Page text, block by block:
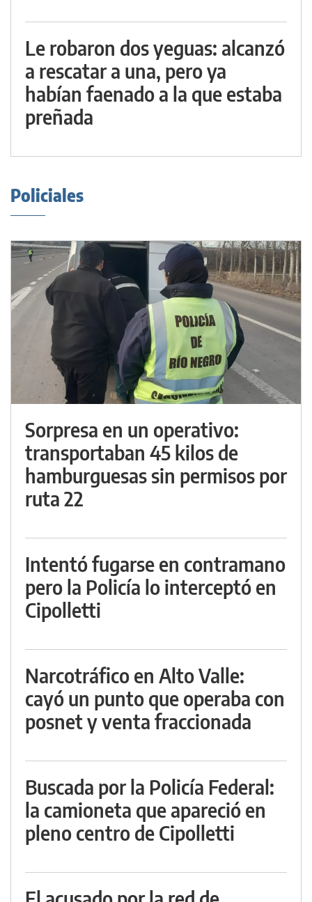
Le robaron dos yeguas: alcanzó
a rescatar a una, pero ya
habían faenado a la que estaba
preñada
Policiales
Sorpresa en un operativo:
transportaban 45 kilos de
hamburguesas sin permisos por
ruta 22
Intentó fugarse en contramano
pero la Policía lo interceptó en
Cipolletti
Narcotráfico en Alto Valle:
cayó un punto que operaba con
posnet y venta fraccionada
Buscada por la Policía Federal:
la camioneta que apareció en
pleno centro de Cipolletti